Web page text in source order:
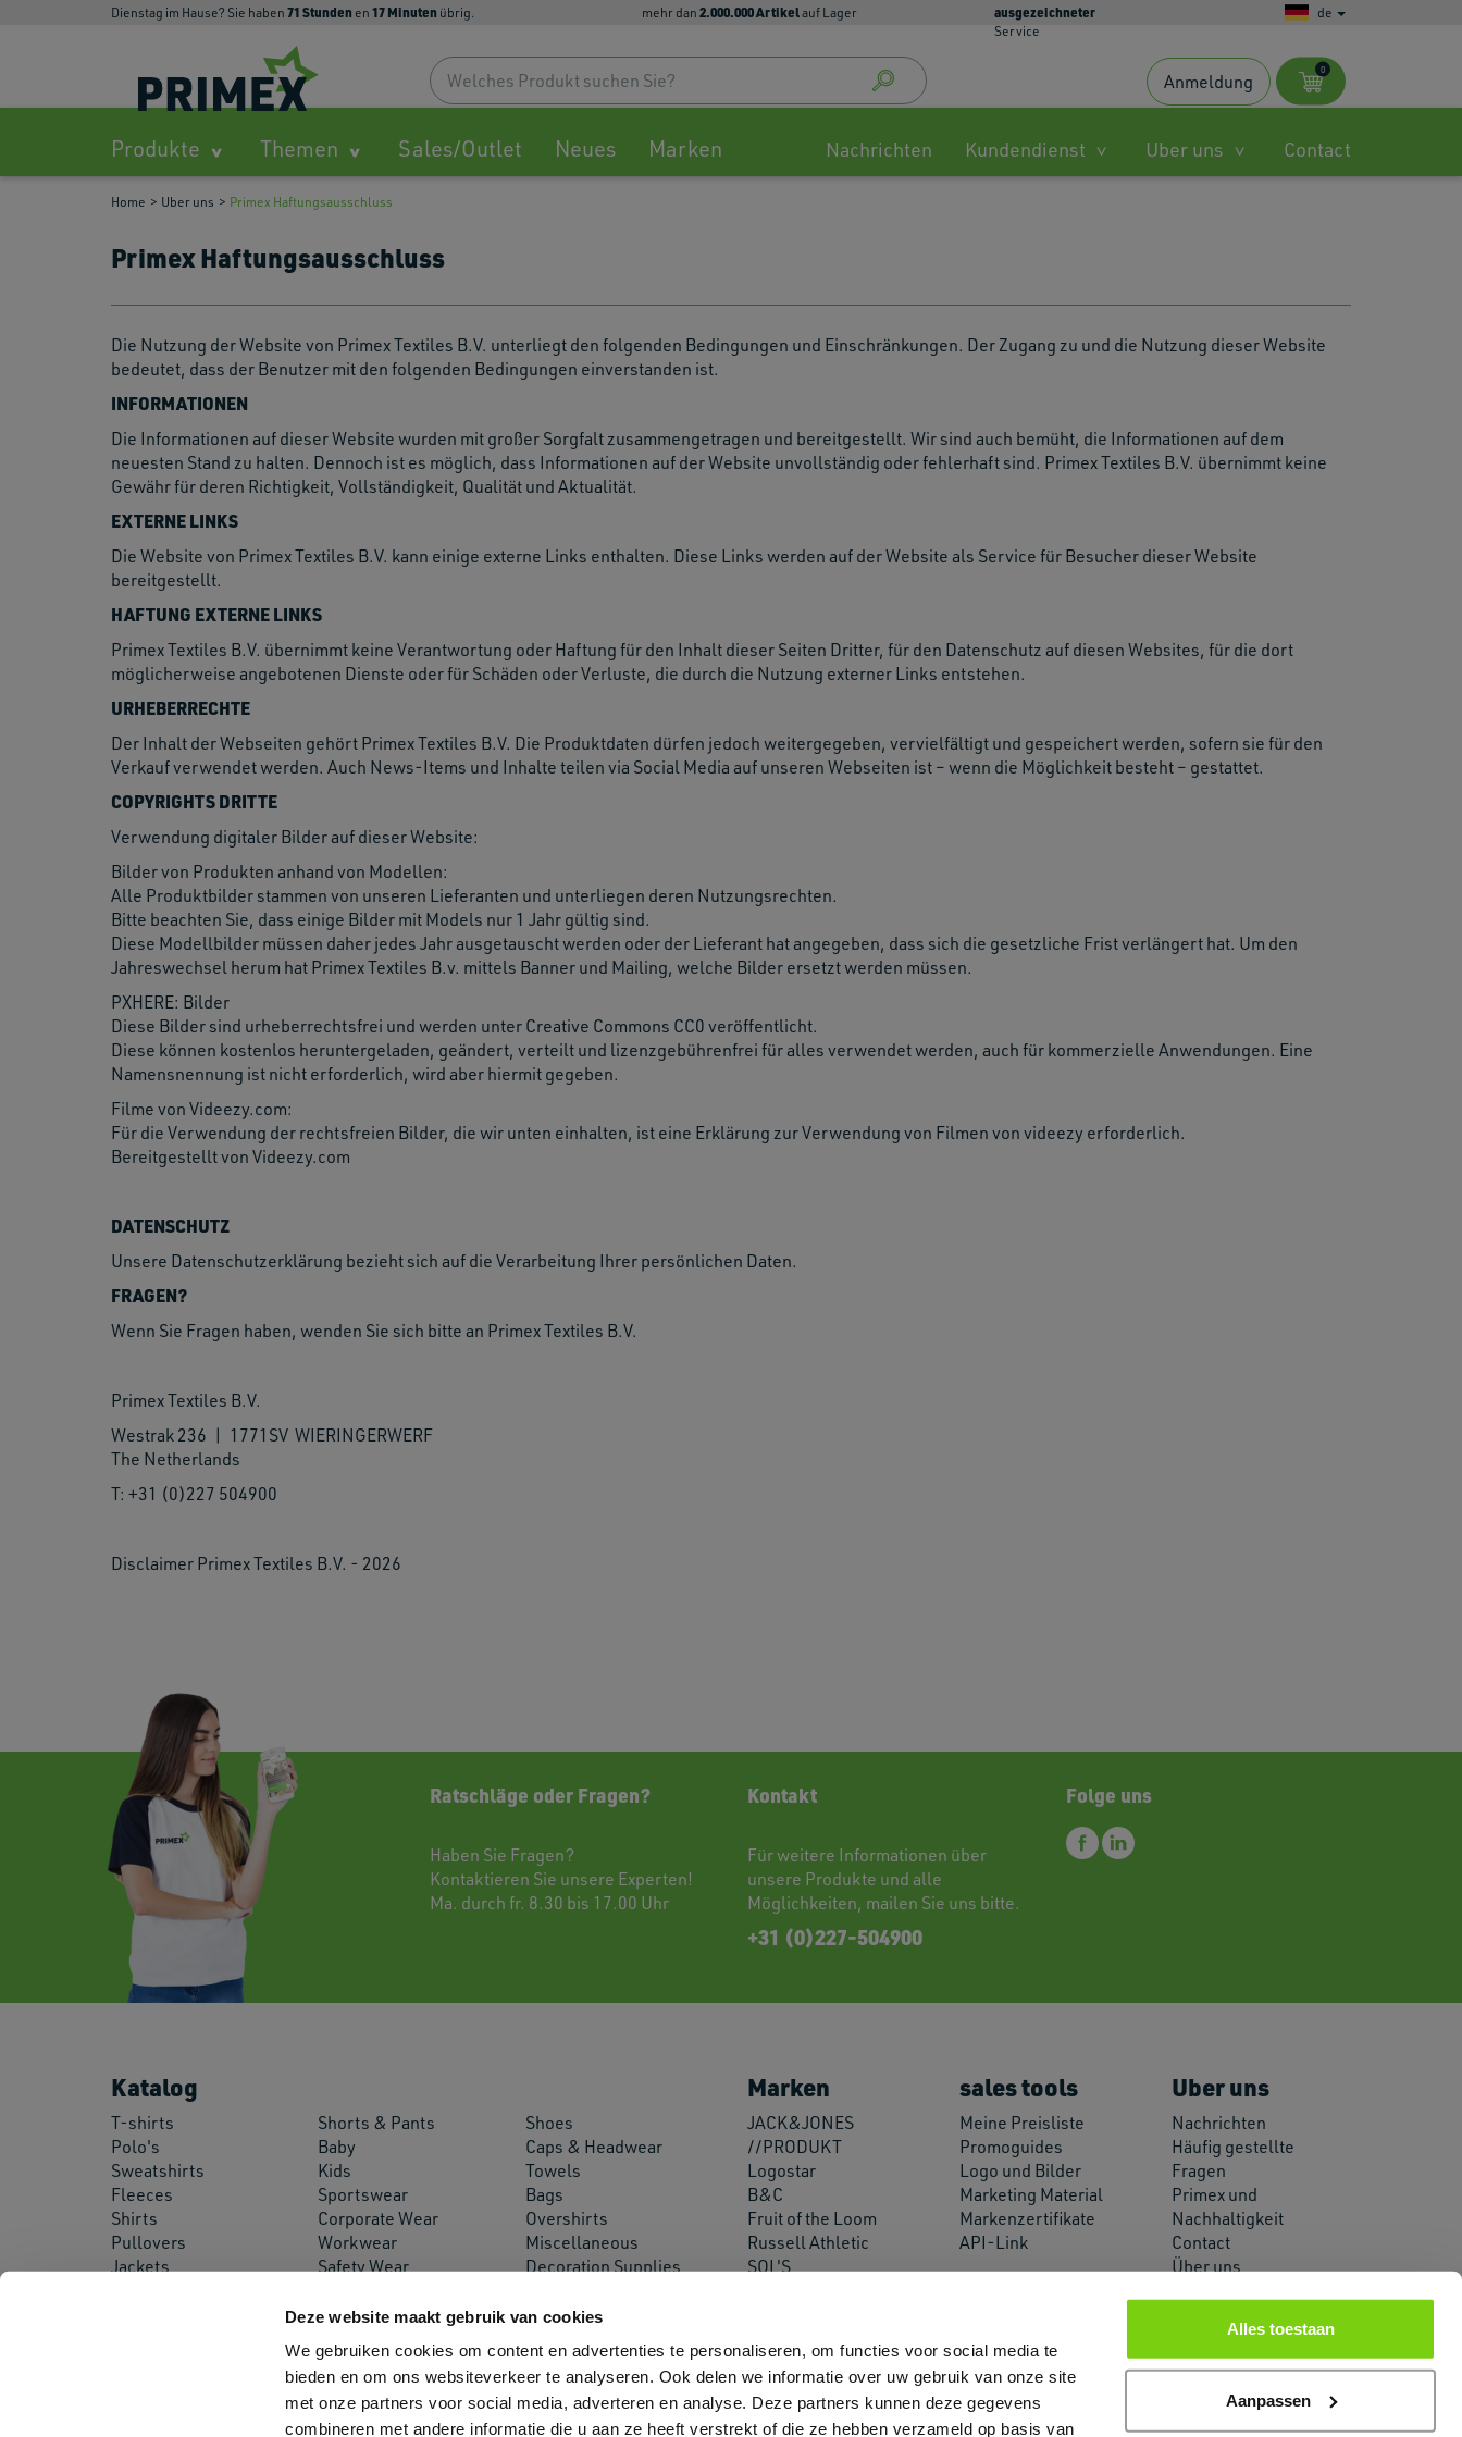
Deze website maakt gebruik van cookies
We gebruiken cookies om content en advertenties te personaliseren, om functies voor social media te
bieden en om ons websiteverkeer te analyseren. Ook delen we informatie over uw gebruik van onze site
met onze partners voor social media, adverteren en analyse. Deze partners kunnen deze gegevens
combineren met andere informatie die u aan ze heeft verstrekt of die ze hebben verzameld op basis van
Alles toestaan
Aanpassen
Dienstag im Hause? Sie haben 71Stunden en 17Minuten übrig. mehr dan 2.000.000 Artikelauf Lager ausgezeichneter
Service
de
up
arrows
to
go
to
result.
Touch
use
gestures.
0
Anmeldung
Produkte Themen Sales/Outlet Neues Marken Nachrichten Kundendienst Uber uns Contact
Home Uber uns Primex Haftungsausschluss
Primex Haftungsausschluss
Die Nutzung der Website von Primex Textiles B.V. unterliegt den folgenden Bedingungen und Einschränkungen. Der Zugang zu und die Nutzung dieser Website
bedeutet, dass der Benutzer mit den folgenden Bedingungen einverstanden ist.
INFORMATIONEN
Die Informationen auf dieser Website wurden mit großer Sorgfalt zusammengetragen und bereitgestellt. Wir sind auch bemüht, die Informationen auf dem
neuesten Stand zu halten. Dennoch ist es möglich, dass Informationen auf der Website unvollständig oder fehlerhaft sind. Primex Textiles B.V. übernimmt keine
Gewähr für deren Richtigkeit, Vollständigkeit, Qualität und Aktualität.
EXTERNE LINKS
Die Website von Primex Textiles B.V. kann einige externe Links enthalten. Diese Links werden auf der Website als Service für Besucher dieser Website
bereitgestellt.
HAFTUNG EXTERNE LINKS
Primex Textiles B.V. übernimmt keine Verantwortung oder Haftung für den Inhalt dieser Seiten Dritter, für den Datenschutz auf diesen Websites, für die dort
möglicherweise angebotenen Dienste oder für Schäden oder Verluste, die durch die Nutzung externer Links entstehen.
URHEBERRECHTE
Der Inhalt der Webseiten gehört Primex Textiles B.V. Die Produktdaten dürfen jedoch weitergegeben, vervielfältigt und gespeichert werden, sofern sie für den
Verkauf verwendet werden. Auch News-Items und Inhalte teilen via Social Media auf unseren Webseiten ist – wenn die Möglichkeit besteht – gestattet.
COPYRIGHTS DRITTE
Verwendung digitaler Bilder auf dieser Website:
Bilder von Produkten anhand von Modellen:
Alle Produktbilder stammen von unseren Lieferanten und unterliegen deren Nutzungsrechten.
Bitte beachten Sie, dass einige Bilder mit Models nur 1 Jahr gültig sind.
Diese Modellbilder müssen daher jedes Jahr ausgetauscht werden oder der Lieferant hat angegeben, dass sich die gesetzliche Frist verlängert hat. Um den
Jahreswechsel herum hat Primex Textiles B.v. mittels Banner und Mailing, welche Bilder ersetzt werden müssen.
PXHERE: Bilder
Diese Bilder sind urheberrechtsfrei und werden unter Creative Commons CC0 veröffentlicht.
Diese können kostenlos heruntergeladen, geändert, verteilt und lizenzgebührenfrei für alles verwendet werden, auch für kommerzielle Anwendungen. Eine
Namensnennung ist nicht erforderlich, wird aber hiermit gegeben.
Filme von Videezy.com:
Für die Verwendung der rechtsfreien Bilder, die wir unten einhalten, ist eine Erklärung zur Verwendung von Filmen von videezy erforderlich.
Bereitgestellt von Videezy.com
DATENSCHUTZ
Unsere Datenschutzerklärung bezieht sich auf die Verarbeitung Ihrer persönlichen Daten.
FRAGEN?
Wenn Sie Fragen haben, wenden Sie sich bitte an Primex Textiles B.V.
Primex Textiles B.V.
Westrak 236 | 1771SV WIERINGERWERF
The Netherlands
T: +31 (0)227 504900
Disclaimer Primex Textiles B.V. - 2026
Kontakt
Für weitere Informationen über
unsere Produkte und alle
Möglichkeiten, mailen Sie uns bitte.
+31 (0)227-504900
Folge uns
Ratschläge oder Fragen?
Haben Sie Fragen?
Kontaktieren Sie unsere Experten!
Ma. durch fr. 8.30 bis 17.00 Uhr
Katalog
T-shirts
Polo's
Sweatshirts
Fleeces
Shirts
Pullovers
Jackets
Shorts & Pants
Baby
Kids
Sportswear
Corporate Wear
Workwear
Safety Wear
Shoes
Caps & Headwear
Towels
Bags
Overshirts
Miscellaneous
Decoration Supplies
Marken
JACK&JONES
//PRODUKT
Logostar
B&C
Fruit of the Loom
Russell Athletic
SOL'S
Sehen Sie sich alle
unsere Marken an
sales tools
Meine Preisliste
Promoguides
Logo und Bilder
Marketing Material
Markenzertifikate
API-Link
Uber uns
Nachrichten
Häufig gestellte
Fragen
Primex und
Nachhaltigkeit
Contact
Über uns